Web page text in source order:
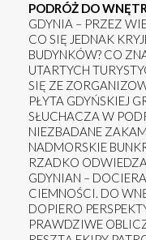
PODRÓŻ DO
GDYNIA – PRZEZ
CO SIĘ JEDNAK
BUDYNKÓW? CO
UTARTYCH
SIĘ ZE
PŁYTA GDYŃSKIEJ
SŁUCHACZA W
NIEZBADANE
NADMORSKIE
RZADKO
GDYNIAN –
CIEMNOŚCI. DO
DOPIERO
PRAWDZIWE